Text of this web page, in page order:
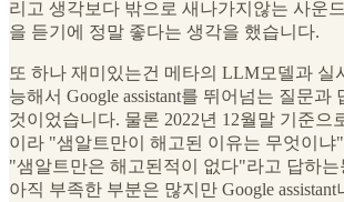
리고 생각보다 밖으로 새나가지않는 사운
을 듣기에 정말 좋다는 생각을 했습니다.
또 하나 재미있는건 메타의 LLM모델과 실
능해서 Google assistant를 뛰어넘는 질문과
것이었습니다. 물론 2022년 12월말 기준으
이라 "샘알트만이 해고된 이유는 무엇이냐
"샘알트만은 해고된적이 없다"라고 답하는
아직 부족한 부분은 많지만 Google assistant